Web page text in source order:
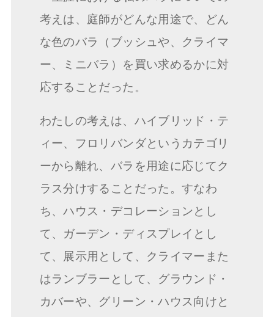
考えは、庭師がどんな用途で、どん
な色のバラ（ブッシュや、クライマ
ー、ミニバラ）を買い求めるかに対
応することだった。
わたしの考えは、ハイブリッド・テ
ィー、フロリバンダというカテゴリ
ーから離れ、バラを用途に応じてク
ラス分けすることだった。すなわ
ち、ハウス・デコレーションとし
て、ガーデン・ディスプレイとし
て、展示用として、クライマーまた
はランブラーとして、グラウンド・
カバーや、グリーン・ハウス向けと